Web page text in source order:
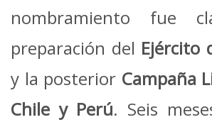
nombramiento fue
preparación del Ejército
y la posterior Campaña
Chile y Perú. Seis